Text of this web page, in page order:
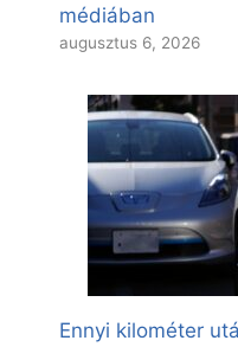
médiában
augusztus 6, 2026
Ennyi kilométer